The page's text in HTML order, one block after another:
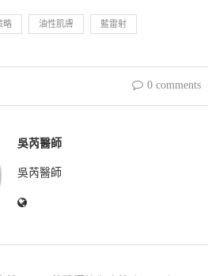
略 油性肌膚 藍雷射
0 comments
吳芮醫師
吳芮醫師